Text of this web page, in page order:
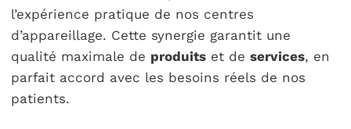
l’expérience pratique de nos centres
d’appareillage. Cette synergie garantit une
qualité maximale de produitset de services, en
parfait accord avec les besoins réels de nos
patients.